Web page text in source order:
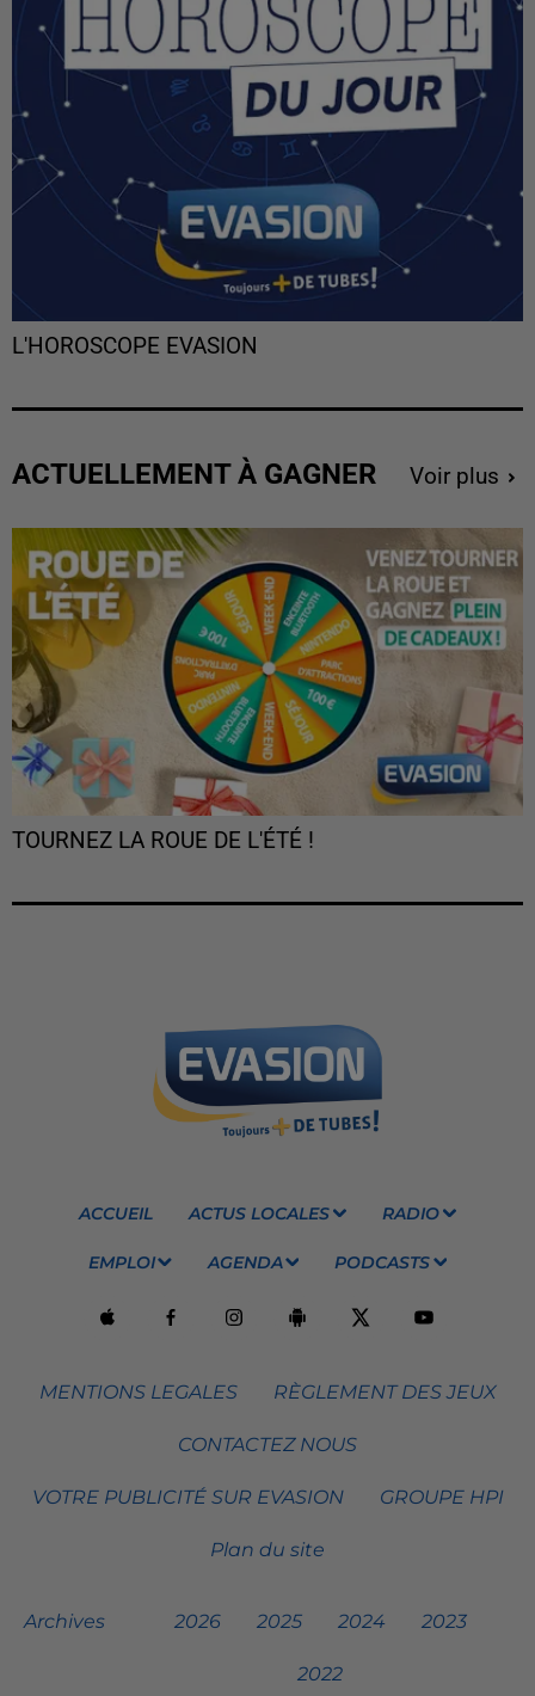
L'HOROSCOPE EVASION
ACTUELLEMENT À GAGNER Voir plus
TOURNEZ LA ROUE DE L'ÉTÉ !
ACCUEIL ACTUS LOCALES RADIO
EMPLOI AGENDA PODCASTS
MENTIONS LEGALES RÈGLEMENT DES JEUX
CONTACTEZ NOUS
VOTRE PUBLICITÉ SUR EVASION GROUPE HPI
Plan du site
Archives 2026 2025 2024 2023
2022